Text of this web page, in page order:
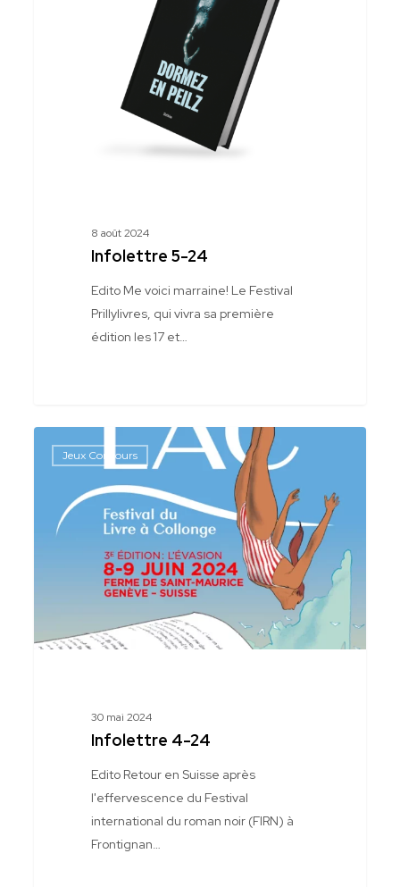
8 août 2024
Infolettre 5-24
Edito Me voici marraine! Le Festival
Prillylivres, qui vivra sa première
édition les 17 et…
Jeux Concours
30 mai 2024
Infolettre 4-24
Edito Retour en Suisse après
l'effervescence du Festival
international du roman noir (FIRN) à
Frontignan…